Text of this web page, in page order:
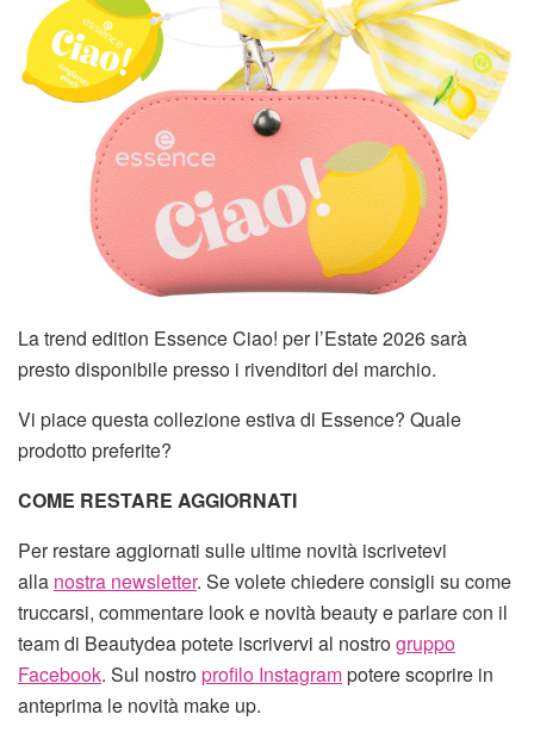
La trend edition Essence Ciao! per l’Estate 2026 sarà
presto disponibile presso i rivenditori del marchio.
Vi piace questa collezione estiva di Essence? Quale
prodotto preferite?
COME RESTARE AGGIORNATI
Per restare aggiornati sulle ultime novità iscrivetevi
alla nostra newsletter. Se volete chiedere consigli su come
truccarsi, commentare look e novità beauty e parlare con il
team di Beautydea potete iscrivervi al nostrogruppo
Facebook. Sul nostroprofilo Instagrampotere scoprire in
anteprima le novità make up.